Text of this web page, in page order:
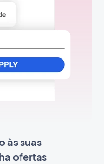
às suas
ofertas